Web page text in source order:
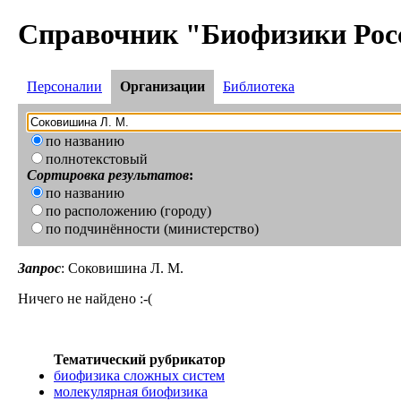
Справочник "Биофизики
Персоналии Организации Библиотека
по названию
полнотекстовый
Сортировка результатов:
по названию
по расположению (городу)
по подчинённости (министерство)
Запрос: Соковишина Л. М.
Ничего не найдено :-(
Тематический рубрикатор
биофизика сложных систем
молекулярная биофизика